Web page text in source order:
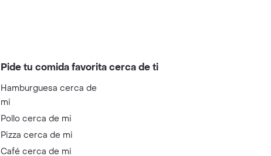
Pide tu comida favorita cerca de ti
Hamburguesa cerca de
mi
Pollo cerca de mi
Pizza cerca de mi
Café cerca de mi